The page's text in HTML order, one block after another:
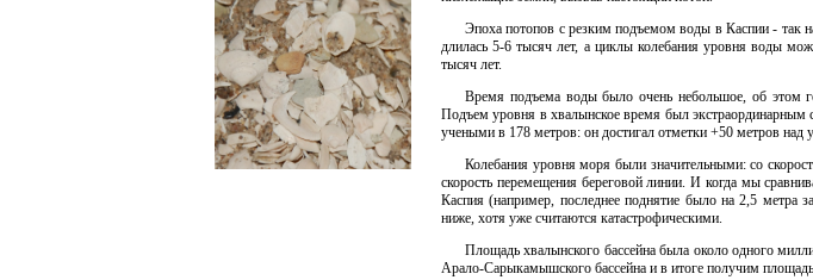
Эпоха потопов с резким подъемом воды в Каспии - так
длилась 5-6 тысяч лет, а циклы колебания уровня воды
тысяч лет.
Время подъема воды было очень небольшое, об этом
Подъем уровня в хвалынское время был экстраординарным
учеными в 178 метров: он достигал отметки +50 метров
Колебания уровня моря были значительными: со
скорость перемещения береговой линии. И когда мы
Каспия (например, последнее поднятие было на 2,5 метра
ниже, хотя уже считаются катастрофическими.
Площадь хвалынского бассейна была около одного
Арало-Сарыкамышского бассейна и в итоге получим